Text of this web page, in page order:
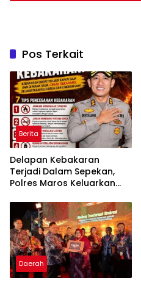
Pos Terkait
Berita
Delapan Kebakaran
Terjadi Dalam Sepekan,
Polres Maros Keluarkan
Masyarakat
Daerah